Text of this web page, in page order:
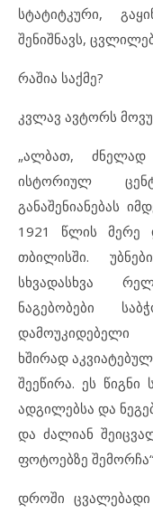
სტატიტკური,
შენიშნავს,
რაშია საქმე?
კვლავ ავტორს
„ალბათ,
ისტორიულ
განაშენიანებას
1921 წლის მერე
თბილისში.
სხვადასხვა
ნაგებობები
დამოუკიდებელი
ხშირად
შეეწირა. ეს წიგნი
ადგილებსა და
და ძალიან
ფოტოებზე
დროში